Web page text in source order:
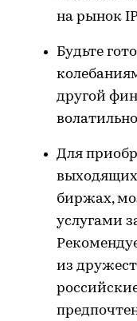
на рынок
Будьте
другой
Для
выходящих
биржах,
услугами
из